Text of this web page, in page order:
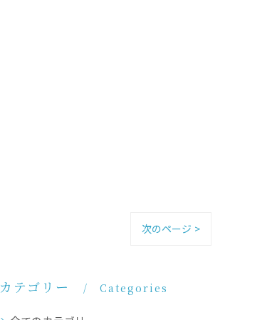
次のページ >
カテゴリー Categories